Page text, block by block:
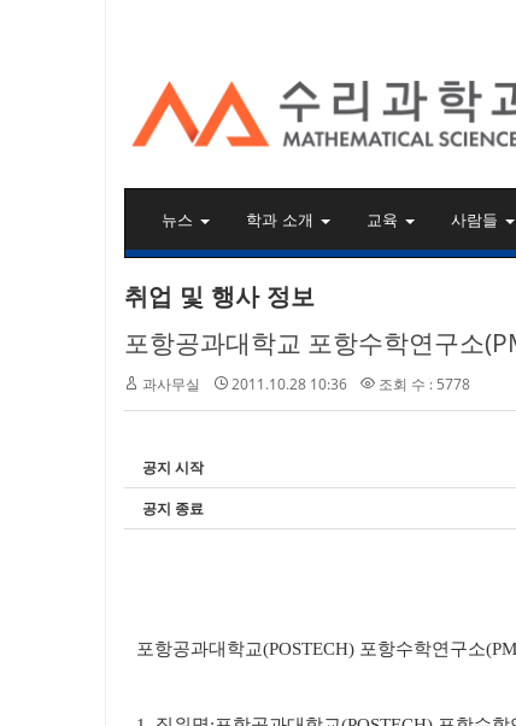
KAIST 수리과학과
뉴스 학과 소개 교육 사람들
취업 및 행사 정보
포항공과대학교 포항수학연구소
과사무실 2011.10.28 10:36 조회 수 : 5778
공지 시작
공지 종료
포항공과대학교(POSTECH) 포항수학연구소